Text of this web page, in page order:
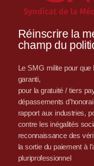
Réinscrire la
champ du
Le SMG milite pour que
garanti,
pour la gratuité / tiers
dépassements
rapport aux industries,
contre les inégalités
reconnaissance des
la sortie du paiement à
pluriprofessionnel